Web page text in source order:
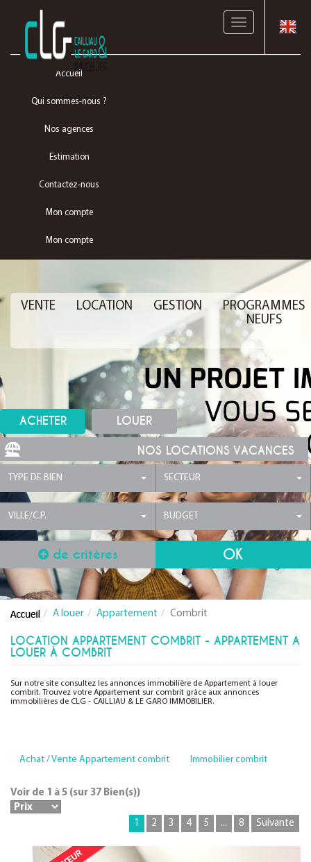
Toggle
Accueil
Qui sommes-nous ?
Nos agences
Estimation
Contactez-nous
Mon compte
Mon compte
VENTE LOCATION GESTION
PROGRAMMES
NEUFS
ACHETER LOUER
NOS LOCATIONS VACANCES
TYPE DE BIEN SECTEUR
VILLE/C.P. BUDGET
de critères
A louer Appartement Combrit
LOCATION APPARTEMENT COMBRIT - APPARTEMENT A
LOUER À COMBRIT
Sur notre site consultez les annonces immobilière de Appartement à louer
combrit. Trouvez votre Appartement sur combrit grâce aux annonces
immobilières de CLG - CAILLIAU & LE GARO IMMOBILIER.
Achat / Vente Appartement combrit Immobilier combrit
Voir de 1 à 5 (sur 37 Bien(s))
1 2 3 4 5 ... 8 Suivante